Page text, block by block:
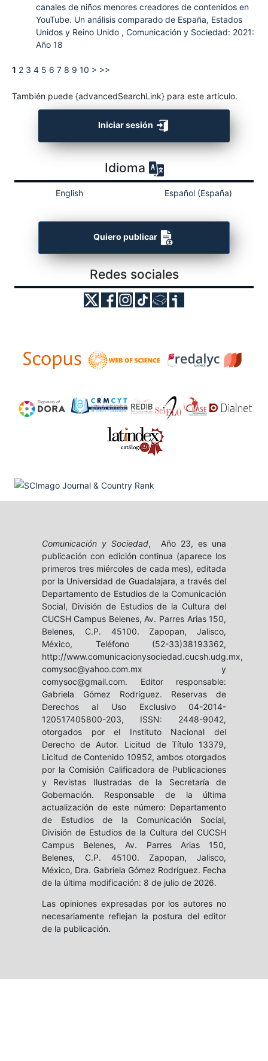
canales de niños menores creadores de contenidos en
YouTube. Un análisis comparado de España, Estados
Unidos y Reino Unido , Comunicación y Sociedad: 2021:
Año 18
1 2 3 4 5 6 7 8 9 10 > >>
También puede {advancedSearchLink} para este artículo.
Iniciar sesión
Idioma
English Español (España)
Quiero publicar
Redes sociales
Comunicación y Sociedad, Año 23, es una
publicación con edición continua (aparece los
primeros tres miércoles de cada mes), editada
por la Universidad de Guadalajara, a través del
Departamento de Estudios de la Comunicación
Social, División de Estudios de la Cultura del
CUCSH Campus Belenes, Av. Parres Arias 150,
Belenes, C.P. 45100. Zapopan, Jalisco,
México, Teléfono (52-33)38193362,
http://www.comunicacionysociedad.cucsh.udg.mx,
comysoc@yahoo.com.mx y
comysoc@gmail.com. Editor responsable:
Gabriela Gómez Rodríguez. Reservas de
Derechos al Uso Exclusivo 04-2014-
120517405800-203, ISSN: 2448-9042,
otorgados por el Instituto Nacional del
Derecho de Autor. Licitud de Título 13379,
Licitud de Contenido 10952, ambos otorgados
por la Comisión Calificadora de Publicaciones
y Revistas Ilustradas de la Secretaría de
Gobernación. Responsable de la última
actualización de este número: Departamento
de Estudios de la Comunicación Social,
División de Estudios de la Cultura del CUCSH
Campus Belenes, Av. Parres Arias 150,
Belenes, C.P. 45100. Zapopan, Jalisco,
México, Dra. Gabriela Gómez Rodríguez. Fecha
de la última modificación: 8 de julio de 2026.
Las opiniones expresadas por los autores no
necesariamente reflejan la postura del editor
de la publicación.